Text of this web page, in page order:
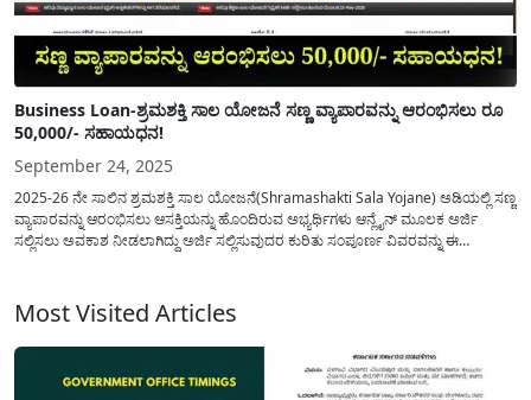
Business Loan-ಶ್ರಮಶಕ್ತಿ ಸಾಲ ಯೋಜನೆ ಸಣ್ಣ ವ್ಯಾಪಾರವನ್ನು ಆರಂಭಿಸಲು ರೂ
50,000/- ಸಹಾಯಧನ!
September 24, 2025
2025-26 ನೇ ಸಾಲಿನ ಶ್ರಮಶಕ್ತಿ ಸಾಲ ಯೋಜನೆ(Shramashakti Sala Yojane) ಅಡಿಯಲ್ಲಿ ಸಣ್ಣ
ವ್ಯಾಪಾರವನ್ನು ಆರಂಭಿಸಲು ಆಸಕ್ತಿಯನ್ನು ಹೊಂದಿರುವ ಅಭ್ಯರ್ಥಿಗಳು ಆನ್ಲೈನ್ ಮೂಲಕ ಅರ್ಜಿ
ಸಲ್ಲಿಸಲು ಅವಕಾಶ ನೀಡಲಾಗಿದ್ದು ಅರ್ಜಿ ಸಲ್ಲಿಸುವುದರ ಕುರಿತು ಸಂಪೂರ್ಣ ವಿವರವನ್ನು ಈ
Most Visited Articles